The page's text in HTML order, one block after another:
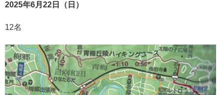
2025年6月22日（日）
12名